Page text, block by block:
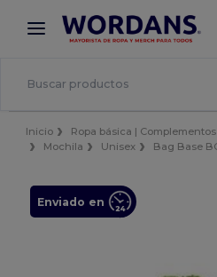
× App de Wordans
¡Mejores precios en app!
Inicio Ropa básica | Complementos
Mochila
Unisex Bag Base
Enviado en